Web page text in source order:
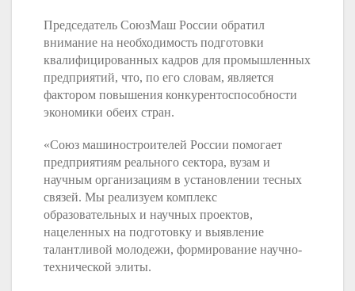
Председатель СоюзМаш России обратил
внимание на необходимость подготовки
квалифицированных кадров для промышленных
предприятий, что, по его словам, является
фактором повышения конкурентоспособности
экономики обеих стран.
«Союз машиностроителей России помогает
предприятиям реального сектора, вузам и
научным организациям в установлении тесных
связей. Мы реализуем комплекс
образовательных и научных проектов,
нацеленных на подготовку и выявление
талантливой молодежи, формирование научно-
технической элиты.